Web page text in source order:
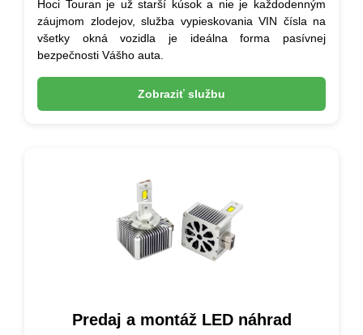
Hoci Touran je už starší kúsok a nie je každodenným
záujmom zlodejov, služba vypieskovania VIN čísla na
všetky okná vozidla je ideálna forma pasívnej
bezpečnosti Vášho auta.
Zobraziť službu
Predaj a montáž LED náhrad